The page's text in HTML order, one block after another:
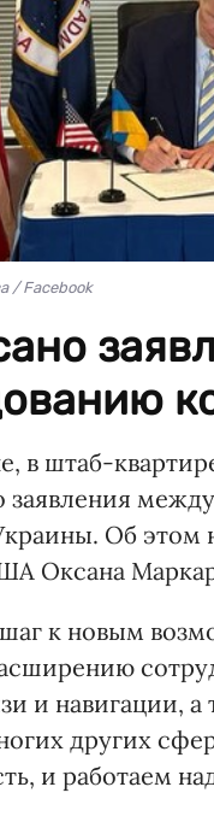
/ Facebook
в штаб-
заявления
Об этом
Оксана
к новым
и навигации,
других
и работаем